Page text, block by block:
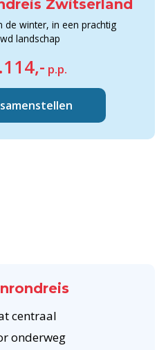
Zwitserland
de winter, in een prachtig
landschap
p.p.
centraal
onderweg